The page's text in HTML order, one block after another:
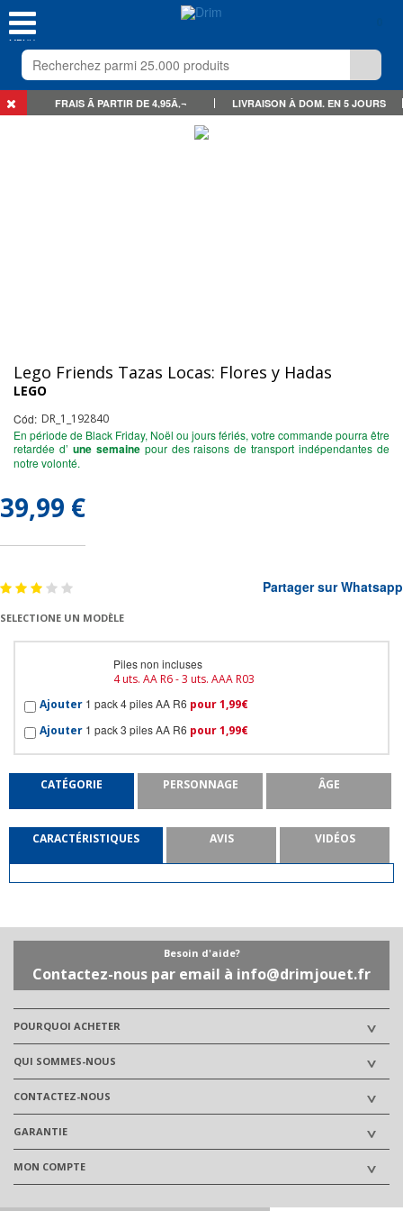
MENU
FRAIS Ã PARTIR DE 4,95Â‚¬ LIVRAISON À DOM. EN 5 JOURS
Lego Friends Tazas Locas: Flores y Hadas
LEGO
Cód: DR_1_192840
En période de Black Friday, Noël ou jours fériés, votre commande pourra être
retardée d’ une semainepour des raisons de transport indépendantes de
notre volonté.
39,99 €
Partager sur Whatsapp
SELECTIONE UN MODÈLE
Piles non incluses
4 uts. AA R6 - 3 uts. AAA R03
Ajouter 1 pack 4 piles AA R6 pour 1,99€
Ajouter 1 pack 3 piles AA R6 pour 1,99€
CATÉGORIE PERSONNAGE ÂGE
CARACTÉRISTIQUES AVIS VIDÉOS
Besoin d'aide?
Contactez-nous par email à info@drimjouet.fr
POURQUOI ACHETER
QUI SOMMES-NOUS
CONTACTEZ-NOUS
GARANTIE
MON COMPTE